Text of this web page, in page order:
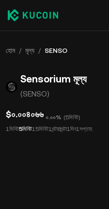
হোম / মূল্য / SENSO
Sensorium মূল্য
(SENSO)
$০.০০৪০৬৬ ০.০০% (5মিনিট)
1মিনিট5মিনিট15মিনিট1ঘন্টা8ঘন্টা1দিন1সপ্তাহ